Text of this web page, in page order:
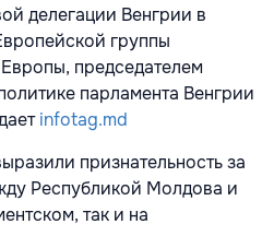
делегации Венгрии в
группы
председателем
парламента Венгрии
infotag.md
признательность за
Республикой Молдова и
так и на